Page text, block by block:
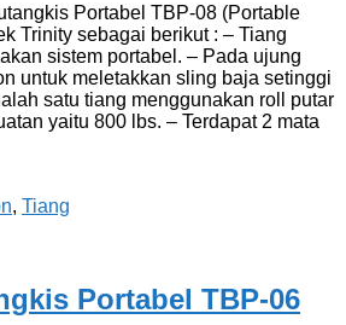
Portabel TBP-08 (Portable
Trinity sebagai berikut : – Tiang
sistem portabel. – Pada ujung
untuk meletakkan sling baja setinggi
satu tiang menggunakan roll putar
yaitu 800 lbs. – Terdapat 2 mata
, Tiang
Portabel TBP-06